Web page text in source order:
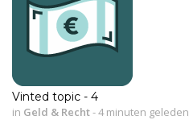
Vinted topic - 4
in Geld & Recht-4 minuten geleden